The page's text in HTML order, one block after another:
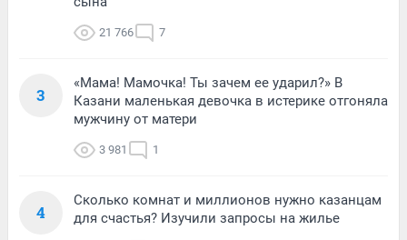
21 766 7
3
«Мама! Мамочка! Ты зачем ее ударил?» В
Казани маленькая девочка в истерике отгоняла
мужчину от матери
3 981 1
4
Сколько комнат и миллионов нужно казанцам
для счастья? Изучили запросы на жилье